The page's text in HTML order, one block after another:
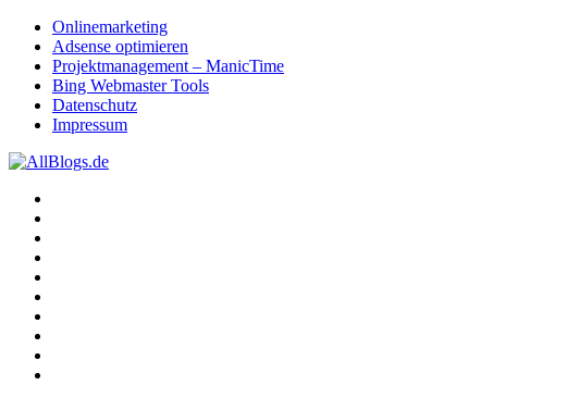
Onlinemarketing
Adsense optimieren
Projektmanagement – ManicTime
Bing Webmaster Tools
Datenschutz
Impressum